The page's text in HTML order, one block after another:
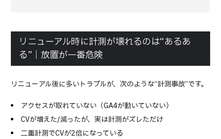
リニューアル時に計測が壊れるのは“あるあ
る”｜放置が一番危険
リニューアル後に多いトラブルが、次のような“計測事故”です。
アクセスが取れていない（GA4が動いていない）
CVが増えた/減ったが、実は計測がズレただけ
二重計測でCVが2倍になっている